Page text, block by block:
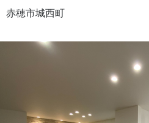
赤穂市城西町